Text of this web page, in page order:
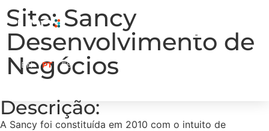
EN PT ES
Site: Sancy
Desenvolvimento de
Negócios
Descrição:
A Sancy foi constituída em 2010 com o intuito de